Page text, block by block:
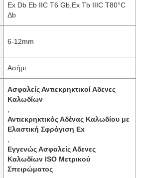
Ex Db Eb IIC T6 Gb,Ex Tb IIIC T80°C
Δb
6-12mm
Ασήμι
Ασφαλείς Αντιεκρηκτικοί Αδενες
Καλωδίων
Αντιεκρηκτικός Αδένας Καλωδίου με
Ελαστική Σφράγιση Ex
Εγγενώς Ασφαλείς Αδενες
Καλωδίων ISO Μετρικού
Σπειρώματος